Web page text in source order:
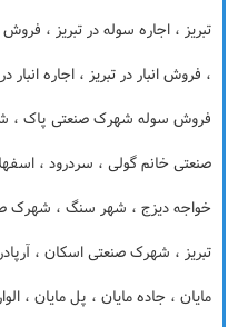
تبریز ، اجاره سوله در تبریز ،
، فروش انبار در تبریز ، اجاره انبار
فروش سوله شهرک صنعتی پاک ،
صنعتی خانم گولی ، سردرود ،
خواجه دیزج ، شهر سنگ ، شهرک
تبریز ، شهرک صنعتی اسکان ،
مایان ، جاده مایان ، پل مایان ،